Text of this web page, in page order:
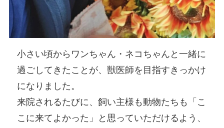
小さい頃からワンちゃん・ネコちゃんと一緒に
過ごしてきたことが、獣医師を目指すきっかけ
になりました。
来院されるたびに、飼い主様も動物たちも「こ
こに来てよかった」と思っていただけるよう、